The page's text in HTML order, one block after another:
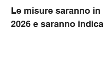
Le misure saranno
2026 e saranno